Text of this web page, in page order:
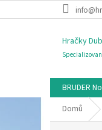
na
Hračky
BRUDER
Domů